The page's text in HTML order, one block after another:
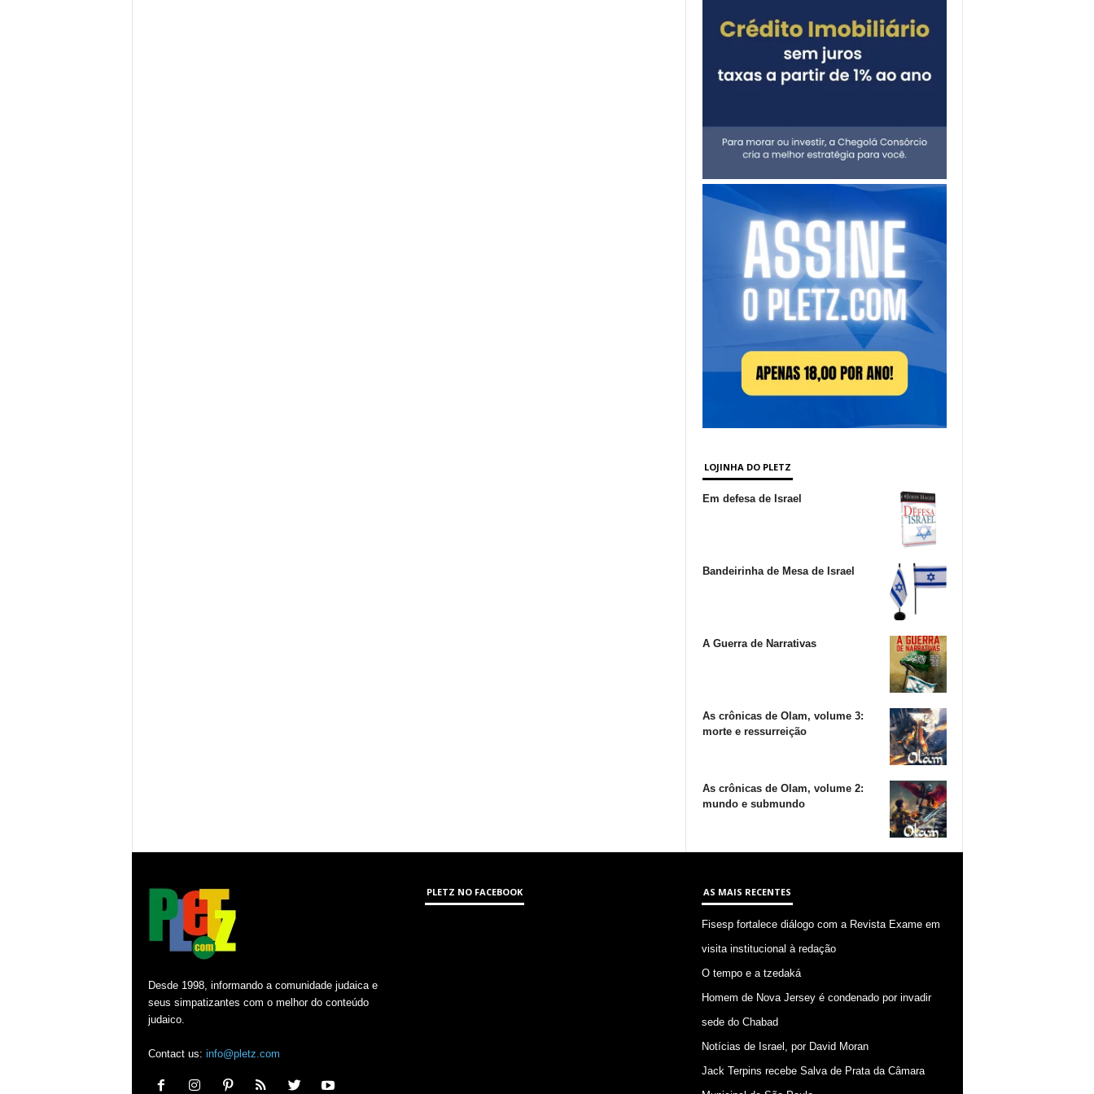
LOJINHA DO PLETZ
Em defesa de Israel
Bandeirinha de Mesa de Israel
A Guerra de Narrativas
As crônicas de Olam, volume 3:
morte e ressurreição
As crônicas de Olam, volume 2:
mundo e submundo
Desde 1998, informando a comunidade judaica e
seus simpatizantes com o melhor do conteúdo
judaico.
Contact us: info@pletz.com
PLETZ NO FACEBOOK AS MAIS RECENTES
Fisesp fortalece diálogo com a Revista Exame em
visita institucional à redação
O tempo e a tzedaká
Homem de Nova Jersey é condenado por invadir
sede do Chabad
Notícias de Israel, por David Moran
Jack Terpins recebe Salva de Prata da Câmara